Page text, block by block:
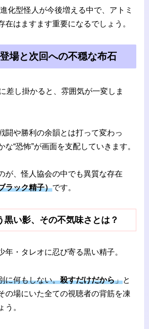
化型怪人が今後増える中で、アトミ
在はますます重要になるでしょう。
場と次回への不穏な布石
差し掛かると、雰囲気が一変しま
闘や勝利の余韻とは打って変わっ
な“恐怖”が画面を支配していきます。
が、怪人協会の中でも異質な存在
ラック精子）です。
黒い影、その不気味さとは？
年・タレオに忍び寄る黒い精子。
に何もしない。殺すだけだから」と
の場にいた全ての視聴者の背筋を凍
う。